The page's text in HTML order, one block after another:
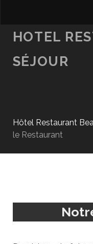
HOTEL
SÉJOUR
Hôtel Restaurant
le Restaurant